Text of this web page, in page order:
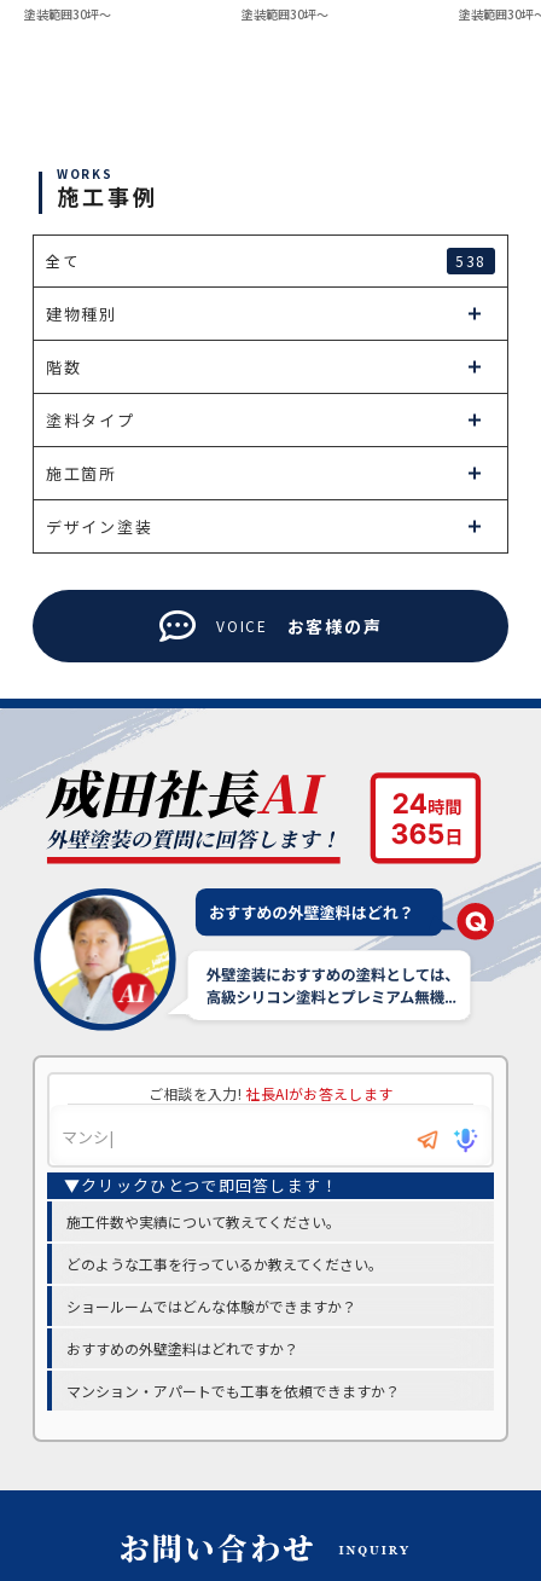
塗装範囲30坪～ 塗装範囲30坪～ 塗装範囲30坪
WORKS
施工事例
全て 538
建物種別
階数
塗料タイプ
施工箇所
デザイン塗装
VOICE お客様の声
ご相談を入力! 社長AIがお答えします
施工件数や実績について教えてください。
どのような工事を行っているか教えてください。
ショールームではどんな体験ができますか？
おすすめの外壁塗料はどれですか？
マンション・アパートでも工事を依頼できますか？